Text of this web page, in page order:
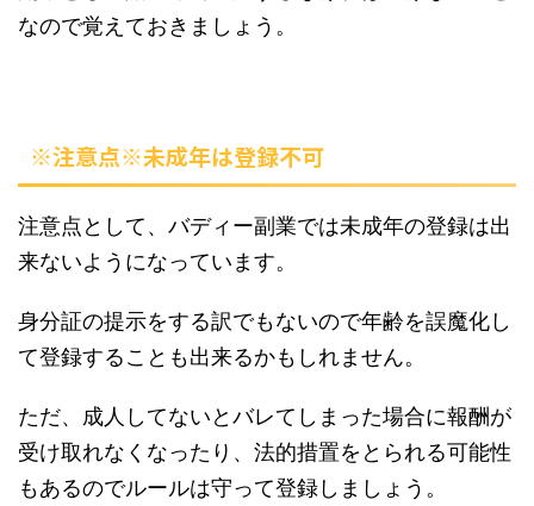
なので覚えておきましょう。
※注意点※未成年は登録不可
注意点として、バディー副業では未成年の登録は出
来ないようになっています。
身分証の提示をする訳でもないので年齢を誤魔化し
て登録することも出来るかもしれません。
ただ、成人してないとバレてしまった場合に報酬が
受け取れなくなったり、法的措置をとられる可能性
もあるのでルールは守って登録しましょう。